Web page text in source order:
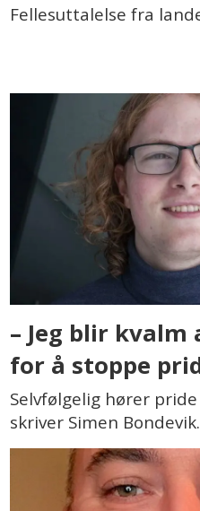
Fellesuttalelse fra
– Jeg blir kvalm
for å stoppe
Selvfølgelig hører
skriver Simen Bondevik.